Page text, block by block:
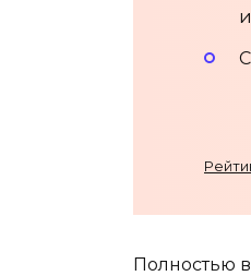
Полностью